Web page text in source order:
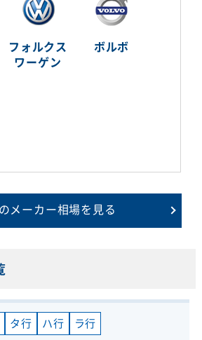
フォルクス
ワーゲン
ボルボ
メーカー相場を見る
タ行 ハ行 ラ行